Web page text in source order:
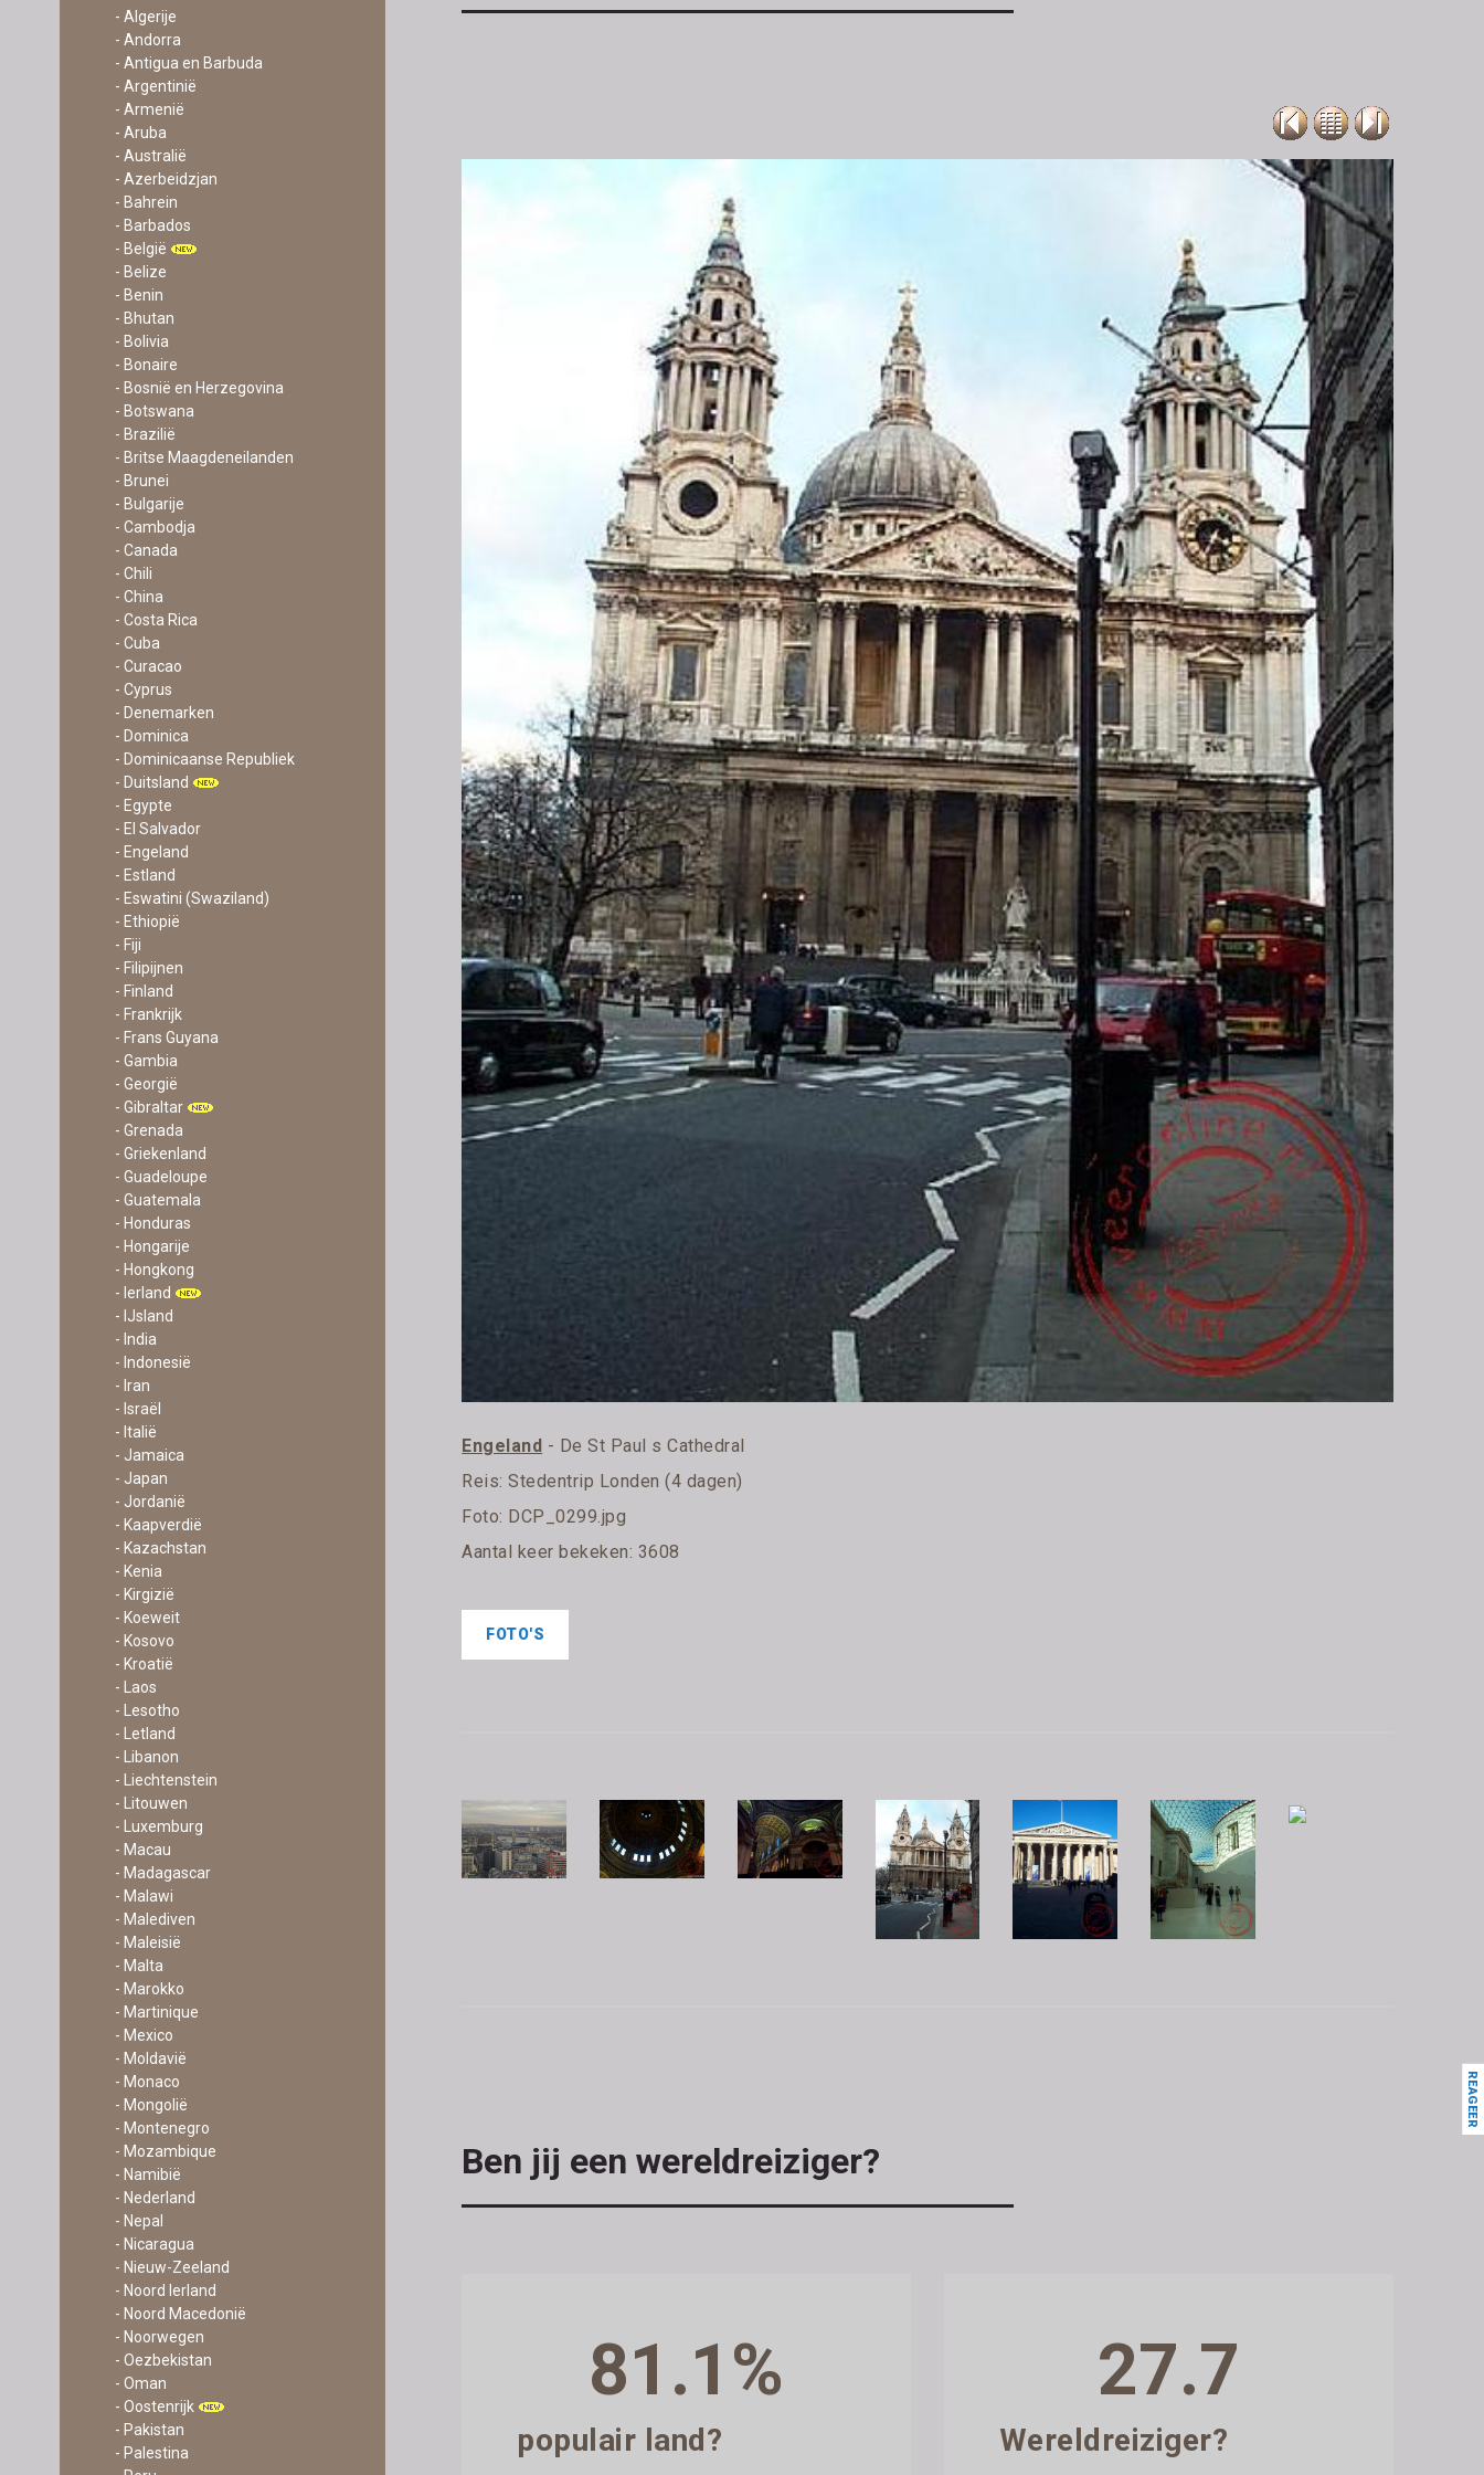
- Algerije
- Andorra
- Antigua en Barbuda
- Argentinië
- Armenië
- Aruba
- Australië
- Azerbeidzjan
- Bahrein
- Barbados
- België
- Belize
- Benin
- Bhutan
- Bolivia
- Bonaire
- Bosnië en Herzegovina
- Botswana
- Brazilië
- Britse Maagdeneilanden
- Brunei
- Bulgarije
- Cambodja
- Canada
- Chili
- China
- Costa Rica
- Cuba
- Curacao
- Cyprus
- Denemarken
- Dominica
- Dominicaanse Republiek
- Duitsland
- Egypte
- El Salvador
- Engeland
- Estland
- Eswatini (Swaziland)
- Ethiopië
- Fiji
- Filipijnen
- Finland
- Frankrijk
- Frans Guyana
- Gambia
- Georgië
- Gibraltar
- Grenada
- Griekenland
- Guadeloupe
- Guatemala
- Honduras
- Hongarije
- Hongkong
- Ierland
- IJsland
- India
- Indonesië
- Iran
- Israël
- Italië
- Jamaica
- Japan
- Jordanië
- Kaapverdië
- Kazachstan
- Kenia
- Kirgizië
- Koeweit
- Kosovo
- Kroatië
- Laos
- Lesotho
- Letland
- Libanon
- Liechtenstein
- Litouwen
- Luxemburg
- Macau
- Madagascar
- Malawi
- Malediven
- Maleisië
- Malta
- Marokko
- Martinique
- Mexico
- Moldavië
- Monaco
- Mongolië
- Montenegro
- Mozambique
- Namibië
- Nederland
- Nepal
- Nicaragua
- Nieuw-Zeeland
- Noord Ierland
- Noord Macedonië
- Noorwegen
- Oezbekistan
- Oman
- Oostenrijk
- Pakistan
- Palestina
Engeland - De St Paul s Cathedral
Reis:Stedentrip Londen (4 dagen)
Foto: DCP_0299.jpg
Aantal keer bekeken: 3608
FOTO'S
Ben jij een wereldreiziger?
81.1%
populair land?
27.7
Wereldreiziger?
REAGEER